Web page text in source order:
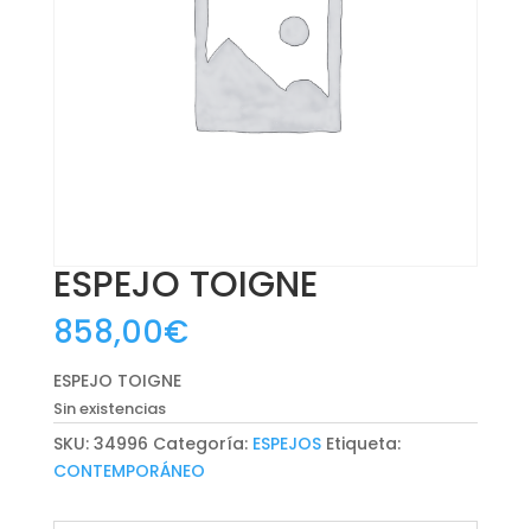
ESPEJO TOIGNE
858,00€
ESPEJO TOIGNE
Sin existencias
SKU: 34996 Categoría: ESPEJOS Etiqueta:
CONTEMPORÁNEO